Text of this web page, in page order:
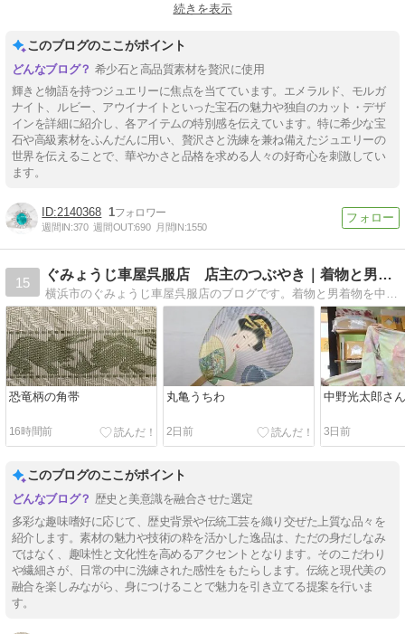
続きを表示
このブログのここがポイント
希少石と高品質素材を贅沢に使用
輝きと物語を持つジュエリーに焦点を当てています。エメラルド、モルガ
ナイト、ルビー、アウイナイトといった宝石の魅力や独自のカット・デザ
インを詳細に紹介し、各アイテムの特別感を伝えています。特に希少な宝
石や高級素材をふんだんに用い、贅沢さと洗練を兼ね備えたジュエリーの
世界を伝えることで、華やかさと品格を求める人々の好奇心を刺激してい
ます。
2140368 1
週間IN:370 週間OUT:690 月間IN:1550
15
ぐみょうじ車屋呉服店 店主のつぶやき｜着物と男性着物の専門店
恐竜柄の角帯
16時間前
丸亀うちわ
2日前
中野光太郎さ
3日前
このブログのここがポイント
歴史と美意識を融合させた選定
多彩な趣味嗜好に応じて、歴史背景や伝統工芸を織り交ぜた上質な品々を
紹介します。素材の魅力や技術の粋を活かした逸品は、ただの身だしなみ
ではなく、趣味性と文化性を高めるアクセントとなります。そのこだわり
や繊細さが、日常の中に洗練された感性をもたらします。伝統と現代美の
融合を楽しみながら、身につけることで魅力を引き立てる提案を行いま
す。